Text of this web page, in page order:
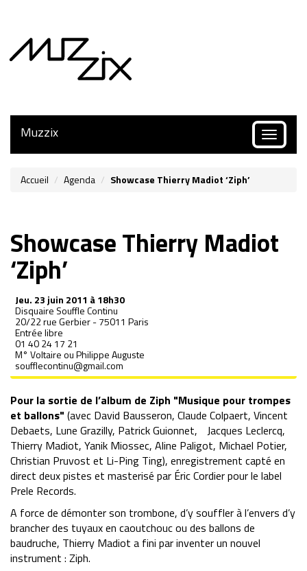
Toggle
Muzzix
Accueil Agenda Showcase Thierry Madiot ‘Ziph’
Showcase Thierry Madiot
‘Ziph’
Jeu. 23 juin 2011 à 18h30
Disquaire Souffle Continu
20/22 rue Gerbier - 75011 Paris
Entrée libre
01 40 24 17 21
M° Voltaire ou Philippe Auguste
soufflecontinu@gmail.com
Pour la sortie de l’album de Ziph "Musique pour trompes
et ballons" (avec David Bausseron, Claude Colpaert, Vincent
Debaets, Lune Grazilly, Patrick Guionnet, Jacques Leclercq,
Thierry Madiot, Yanik Miossec, Aline Paligot, Michael Potier,
Christian Pruvost et Li-Ping Ting), enregistrement capté en
direct deux pistes et masterisé par Éric Cordier pour le label
Prele Records.
A force de démonter son trombone, d’y souffler à l’envers d’y
brancher des tuyaux en caoutchouc ou des ballons de
baudruche, Thierry Madiot a fini par inventer un nouvel
instrument : Ziph.